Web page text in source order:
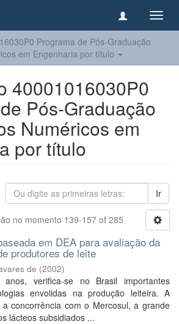
Programa de Pós-Graduação
em Engenharia por título
40001016030P0
Pós-Graduação
Numéricos em
por título
Ir
no momento 139-157 of 285
em DEA para avaliação da
produtores de leite
de (2002)
verifica-se no Brasil importantes
envolidas na produção leiteira. A
concorrência com o Mercosul, a grande
lácteos subsidiados ...